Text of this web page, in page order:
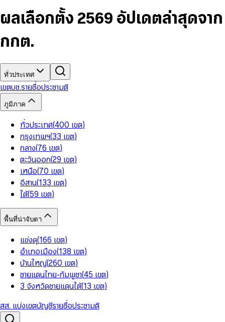
7
8
5
6
8
9
6
7
9
5
6
8
9
9
ผลเลือกตั้ง 2569 อัปเดตล่าสุดจาก
กกต.
ทั่วประเทศ
เขตบช.รายชื่อประชามติ
ภูมิภาค
ทั่วประเทศ(400 เขต)
กรุงเทพฯ(33 เขต)
กลาง(76 เขต)
ตะวันออก(29 เขต)
เหนือ(70 เขต)
อีสาน(133 เขต)
ใต้(59 เขต)
พื้นที่น่าจับตา
แข่งดุ(166 เขต)
อำเภอเมือง(138 เขต)
บ้านใหญ่(260 เขต)
ชายแดนไทย-กัมพูชา(45 เขต)
3 จังหวัดชายแดนใต้(13 เขต)
สส. แบ่งเขตบัญชีรายชื่อประชามติ